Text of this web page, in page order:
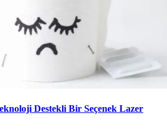
Destekli Bir Seçenek Lazer